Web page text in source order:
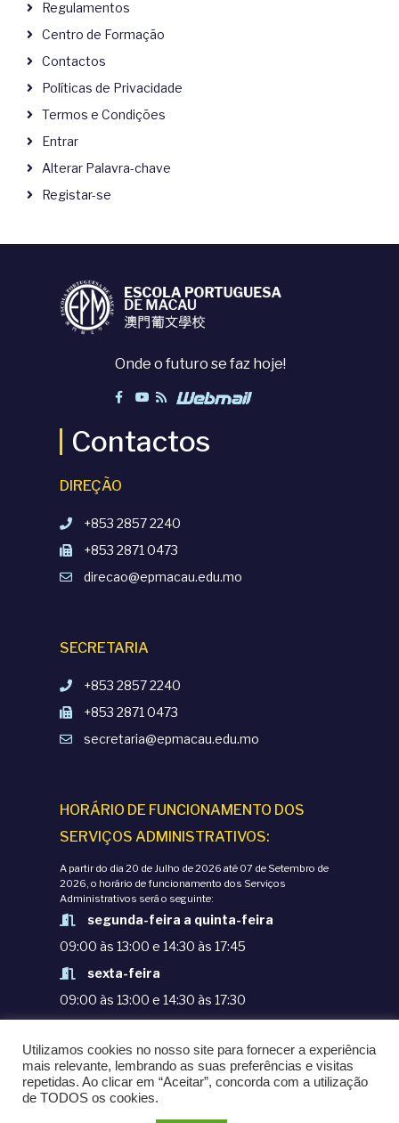
Regulamentos
Centro de Formação
Contactos
Políticas de Privacidade
Termos e Condições
Entrar
Alterar Palavra-chave
Registar-se
Onde o futuro se faz hoje!
Contactos
DIREÇÃO
+853 2857 2240
+853 2871 0473
direcao@epmacau.edu.mo
SECRETARIA
+853 2857 2240
+853 2871 0473
secretaria@epmacau.edu.mo
HORÁRIO DE FUNCIONAMENTO DOS
SERVIÇOS ADMINISTRATIVOS:
A partir do dia 20 de Julho de 2026 até 07 de Setembro de
2026, o horário de funcionamento dos Serviços
Administrativos será o seguinte:
segunda-feira a quinta-feira
09:00 às 13:00 e 14:30 às 17:45
sexta-feira
09:00 às 13:00 e 14:30 às 17:30
POLÍTICAS DE PRIVACIDADE
© COPYRIGHT 1998-2020. EPM - ESCOLA
PORTUGUESA DE MACAU
Utilizamos cookies no nosso site para fornecer a experiência
mais relevante, lembrando as suas preferências e visitas
repetidas. Ao clicar em “Aceitar”, concorda com a utilização
de TODOS os cookies.